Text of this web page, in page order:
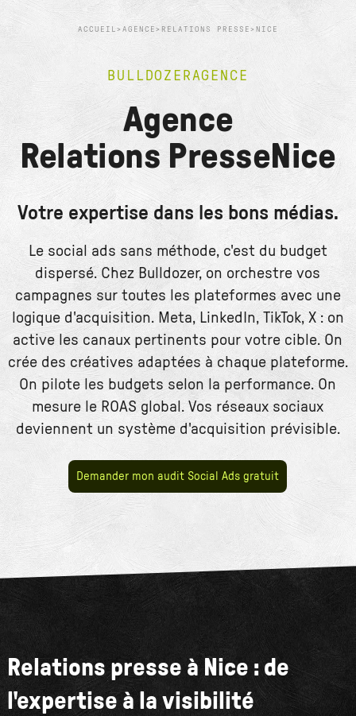
ACCUEIL > AGENCE > RELATIONS PRESSE > NICE
BULLDOZERAGENCE
Agence
Relations PresseNice
Votre expertise dans les bons médias.
Le social ads sans méthode, c'est du budget
dispersé. Chez Bulldozer, on orchestre vos
campagnes sur toutes les plateformes avec une
logique d'acquisition. Meta, LinkedIn, TikTok, X : on
active les canaux pertinents pour votre cible. On
crée des créatives adaptées à chaque plateforme.
On pilote les budgets selon la performance. On
mesure le ROAS global. Vos réseaux sociaux
deviennent un système d'acquisition prévisible.
Demander mon audit Social Ads gratuit
Relations presse à Nice : de
l'expertise à la visibilité